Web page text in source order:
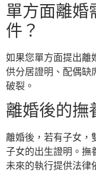
單方面離婚
件？
如果您單方面提出離
供分居證明、配偶缺
破裂。
離婚後的撫
離婚後，若有子女，
子女的出生證明。撫
未來的執行提供法律